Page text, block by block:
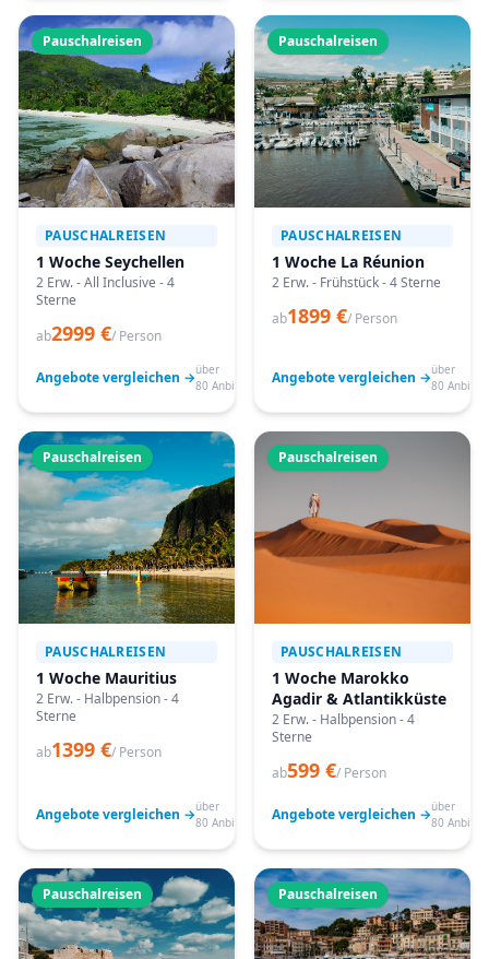
Pauschalreisen
PAUSCHALREISEN
1 Woche Seychellen
2 Erw. - All Inclusive - 4
Sterne
ab2999 €/ Person
Angebote vergleichen →über
80 Anbieter
Pauschalreisen
PAUSCHALREISEN
1 Woche La Réunion
2 Erw. - Frühstück - 4 Sterne
ab1899 €/ Person
Angebote vergleichen →über
80
Pauschalreisen
PAUSCHALREISEN
1 Woche Mauritius
2 Erw. - Halbpension - 4
Sterne
ab1399 €/ Person
Angebote vergleichen →über
80 Anbieter
Pauschalreisen
PAUSCHALREISEN
1 Woche Marokko
Agadir & Atlantikküste
2 Erw. - Halbpension - 4
Sterne
ab599 €/ Person
Angebote vergleichen →über
80
Pauschalreisen Pauschalreisen